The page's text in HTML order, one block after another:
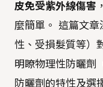
皮免受紫外線傷害
麼簡單。 這篇文
性、受損髮質等）
明瞭物理性防曬劑
防曬劑的特性及選